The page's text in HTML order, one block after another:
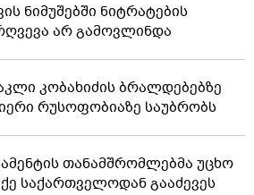
ნიმუშებში ნიტრატების
არ გამოვლინდა
კობახიძის ბრალდებებზე
რუსოფობიაზე საუბრობს
თანამშრომლებმა უცხო
საქართველოდან გააძევეს